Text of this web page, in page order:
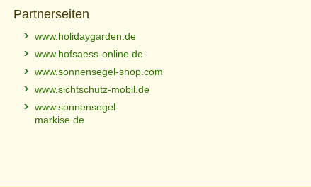
Partnerseiten
www.holidaygarden.de
www.hofsaess-online.de
www.sonnensegel-shop.com
www.sichtschutz-mobil.de
www.sonnensegel-
markise.de